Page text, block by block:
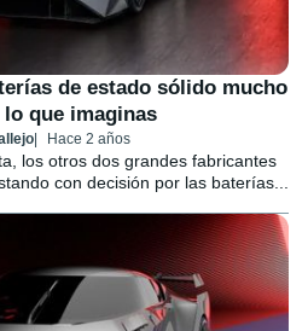
de estado sólido mucho
lo que imaginas
Hace 2 años
los otros dos grandes fabricantes
con decisión por las baterías...